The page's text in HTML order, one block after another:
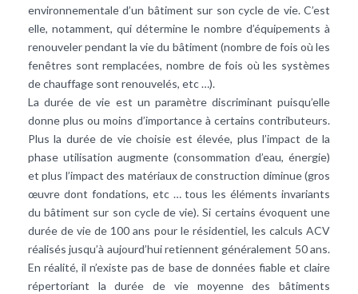
environnementale d’un bâtiment sur son cycle de vie. C’est
elle, notamment, qui détermine le nombre d’équipements à
renouveler pendant la vie du bâtiment (nombre de fois où les
fenêtres sont remplacées, nombre de fois où les systèmes
de chauffage sont renouvelés, etc …).
La durée de vie est un paramètre discriminant puisqu’elle
donne plus ou moins d’importance à certains contributeurs.
Plus la durée de vie choisie est élevée, plus l’impact de la
phase utilisation augmente (consommation d’eau, énergie)
et plus l’impact des matériaux de construction diminue (gros
œuvre dont fondations, etc … tous les éléments invariants
du bâtiment sur son cycle de vie). Si certains évoquent une
durée de vie de 100 ans pour le résidentiel, les calculs ACV
réalisés jusqu’à aujourd’hui retiennent généralement 50 ans.
En réalité, il n’existe pas de base de données fiable et claire
répertoriant la durée de vie moyenne des bâtiments